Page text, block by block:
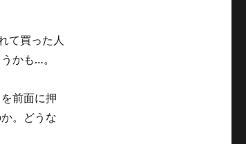
て買った人
かも…。
前面に押
。どうな